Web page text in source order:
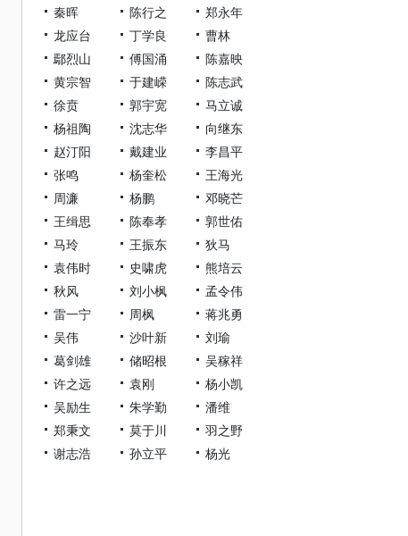
秦晖 陈行之
郑永年
龙应台
丁学良
曹林
鄢烈山
傅国涌
陈嘉映
黄宗智
于建嵘
陈志武
徐贲
郭宇宽
马立诚
杨祖陶
沈志华
向继东
赵汀阳
戴建业
李昌平
张鸣
杨奎松
王海光
周濂
杨鹏
邓晓芒
王缉思
陈奉孝
郭世佑
马玲
王振东
狄马
袁伟时
史啸虎
熊培云
秋风
刘小枫
孟令伟
雷一宁
周枫
蒋兆勇
吴伟
沙叶新
刘瑜
葛剑雄
储昭根
吴稼祥
许之远
袁刚
杨小凯
吴励生
朱学勤
潘维
郑秉文
莫于川
羽之野
谢志浩
孙立平 杨光